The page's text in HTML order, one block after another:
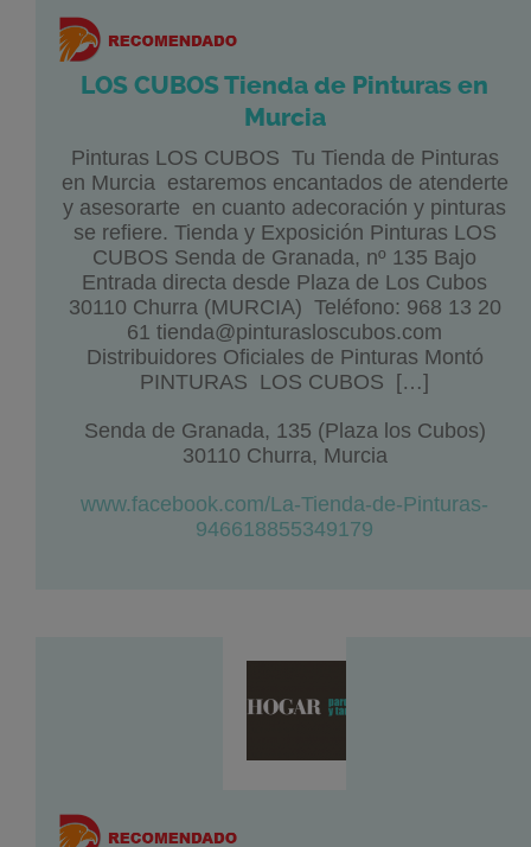
LOS CUBOS Tienda de Pinturas en
Murcia
Pinturas LOS CUBOS Tu Tienda de Pinturas
en Murcia estaremos encantados de atenderte
y asesorarte en cuanto adecoración y pinturas
se refiere. Tienda y Exposición Pinturas LOS
CUBOS Senda de Granada, nº 135 Bajo
Entrada directa desde Plaza de Los Cubos
30110 Churra (MURCIA) Teléfono: 968 13 20
61 tienda@pinturasloscubos.com
Distribuidores Oficiales de Pinturas Montó
PINTURAS LOS CUBOS […]
Senda de Granada, 135 (Plaza los Cubos)
30110 Churra, Murcia
www.facebook.com/La-Tienda-de-Pinturas-
946618855349179